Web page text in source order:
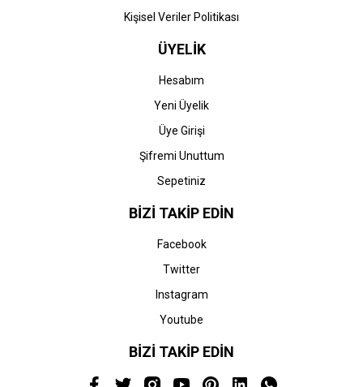
Kişisel Veriler Politikası
ÜYELİK
Hesabım
Yeni Üyelik
Üye Girişi
Şifremi Unuttum
Sepetiniz
BİZİ TAKİP EDİN
Facebook
Twitter
Instagram
Youtube
BİZİ TAKİP EDİN